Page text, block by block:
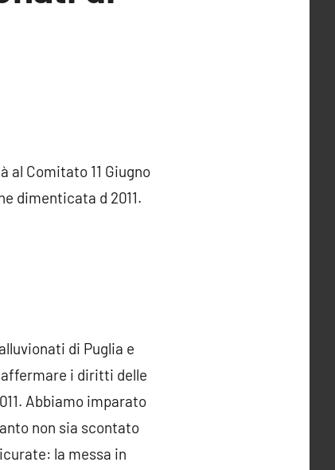
al Comitato 11 Giugno
dimenticata d 2011.
di Puglia e
i diritti delle
Abbiamo imparato
non sia scontato
la messa in